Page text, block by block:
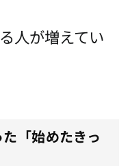
人が増えてい
「始めたきっ